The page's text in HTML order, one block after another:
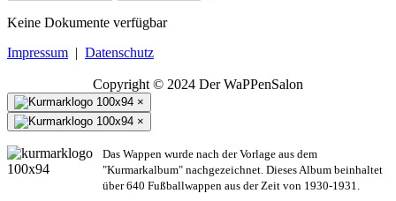
Keine Dokumente verfügbar
Impressum | Datenschutz
Copyright © 2024 Der WaPPenSalon
×
×
Das Wappen wurde nach der Vorlage aus dem
"Kurmarkalbum" nachgezeichnet. Dieses Album beinhaltet
über 640 Fußballwappen aus der Zeit von 1930-1931.